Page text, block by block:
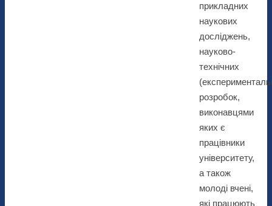
прикладних
наукових
досліджень,
науково-
технічних
розробок,
виконавцями
яких є
працівники
університету,
а також
молоді вчені,
які працюють